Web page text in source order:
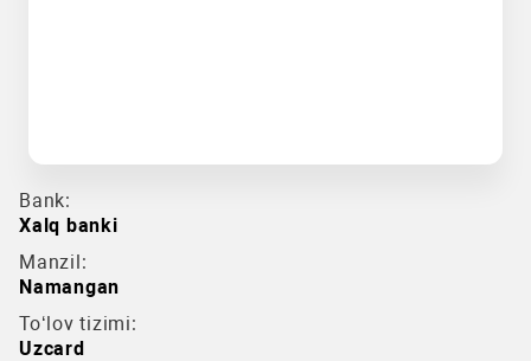
Bank:
Xalq banki
Manzil:
Namangan
To‘lov tizimi:
Uzcard